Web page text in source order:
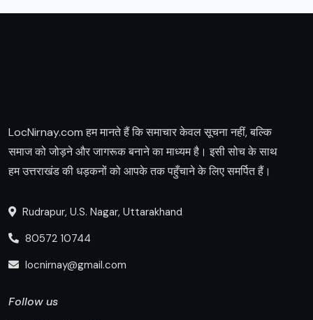
LocNirnay.com हम मानते हैं कि समाचार केवल सूचना नहीं, बल्कि
समाज को जोड़ने और जागरूक बनाने का माध्यम है। इसी सोच के साथ
हम उत्तराखंड की धड़कनों को आपके तक पहुँचाने के लिए समर्पित हैं।
Rudrapur, U.S. Nagar, Uttarakhand
80572 10744
locnirnay@gmail.com
Follow us